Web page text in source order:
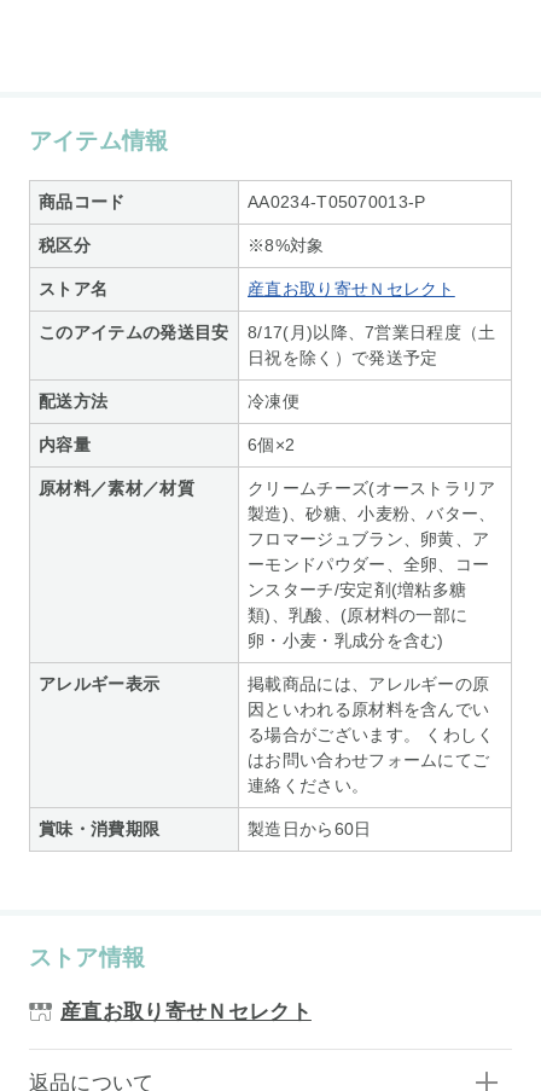
アイテム情報
商品コード AA0234-T05070013-P
税区分 ※8%対象
ストア名 産直お取り寄せＮセレクト
このアイテムの発送目安
8/17(月)以降、7営業日程度（土
日祝を除く）で発送予定
配送方法 冷凍便
内容量 6個×2
原材料／素材／材質
クリームチーズ(オーストラリア
製造)、砂糖、小麦粉、バター、
フロマージュブラン、卵黄、ア
ーモンドパウダー、全卵、コー
ンスターチ/安定剤(増粘多糖
類)、乳酸、(原材料の一部に
卵・小麦・乳成分を含む)
アレルギー表示
掲載商品には、アレルギーの原
因といわれる原材料を含んでい
る場合がございます。 くわしく
はお問い合わせフォームにてご
連絡ください。
賞味・消費期限 製造日から60日
ストア情報
産直お取り寄せＮセレクト
返品について